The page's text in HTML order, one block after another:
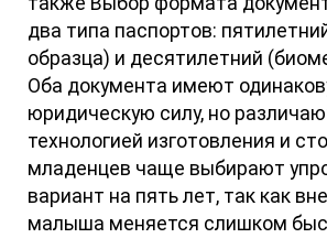
два типа паспортов:
образца) и десятилетний
Оба документа имеют
юридическую силу, но
технологией изготовления и
младенцев чаще выбирают
вариант на пять лет, так как
малыша меняется слишком